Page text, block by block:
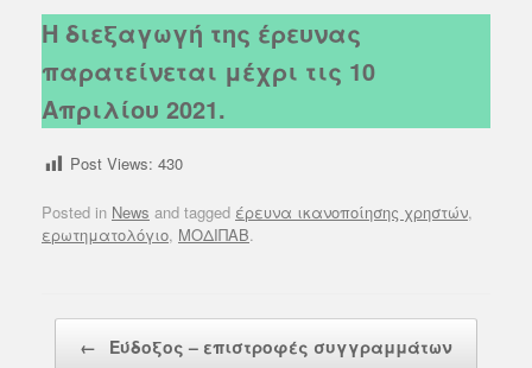
Η διεξαγωγή της έρευνας
παρατείνεται μέχρι τις 10
Απριλίου 2021.
Post Views: 430
Posted in News and tagged έρευνα ικανοποίησης χρηστών,
ερωτηματολόγιο, ΜΟΔΙΠΑΒ.
← Εύδοξος – επιστροφές συγγραμμάτων